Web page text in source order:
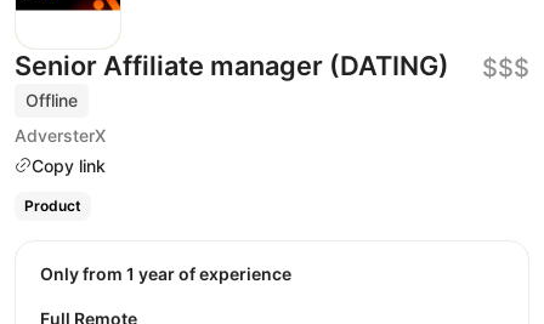
Senior Affiliate manager (DATING)
Offline
AdversterX
Copy link
$$$
Product
Only from 1 year of experience
Full Remote